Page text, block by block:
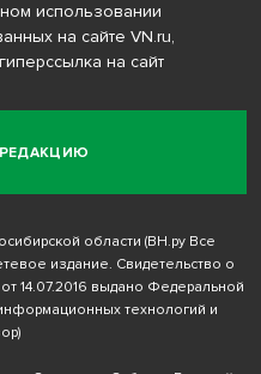
использовании
на сайте VN.ru,
на сайт
области (ВН.ру Все
издание. Свидетельство о
14.07.2016 выдано Федеральной
технологий и